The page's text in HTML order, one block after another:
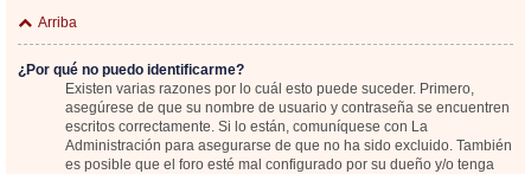
Arriba
¿Por qué no puedo identificarme?
Existen varias razones por lo cuál esto puede suceder. Primero,
asegúrese de que su nombre de usuario y contraseña se encuentren
escritos correctamente. Si lo están, comuníquese con La
Administración para asegurarse de que no ha sido excluido. También
es posible que el foro esté mal configurado por su dueño y/o tenga